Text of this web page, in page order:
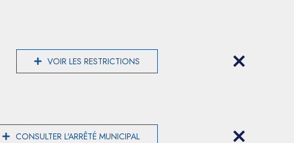
VOIR LES RESTRICTIONS
CONSULTER L'ARRÊTÉ MUNICIPAL